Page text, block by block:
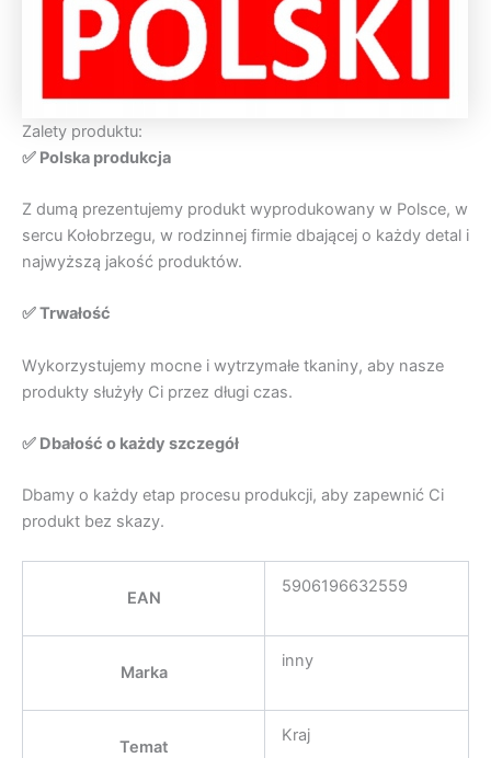
Zalety produktu:
✅ Polska produkcja
Z dumą prezentujemy produkt wyprodukowany w Polsce, w
sercu Kołobrzegu, w rodzinnej firmie dbającej o każdy detal i
najwyższą jakość produktów.
✅ Trwałość
Wykorzystujemy mocne i wytrzymałe tkaniny, aby nasze
produkty służyły Ci przez długi czas.
✅ Dbałość o każdy szczegół
Dbamy o każdy etap procesu produkcji, aby zapewnić Ci
produkt bez skazy.
EAN
5906196632559
Marka
inny
Temat
Kraj